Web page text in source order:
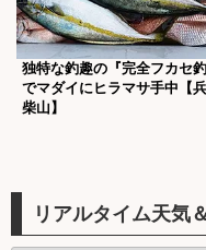
独特な釣趣の『完全フカセ釣
でマダイにヒラマサ手中【
柴山】
リアルタイム天気